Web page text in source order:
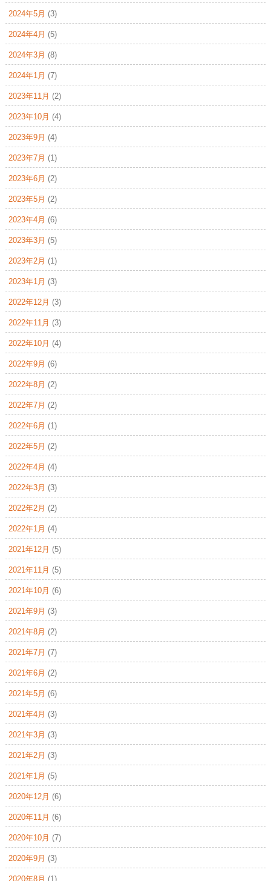
2024年5月 (3)
2024年4月 (5)
2024年3月 (8)
2024年1月 (7)
2023年11月 (2)
2023年10月 (4)
2023年9月 (4)
2023年7月 (1)
2023年6月 (2)
2023年5月 (2)
2023年4月 (6)
2023年3月 (5)
2023年2月 (1)
2023年1月 (3)
2022年12月 (3)
2022年11月 (3)
2022年10月 (4)
2022年9月 (6)
2022年8月 (2)
2022年7月 (2)
2022年6月 (1)
2022年5月 (2)
2022年4月 (4)
2022年3月 (3)
2022年2月 (2)
2022年1月 (4)
2021年12月 (5)
2021年11月 (5)
2021年10月 (6)
2021年9月 (3)
2021年8月 (2)
2021年7月 (7)
2021年6月 (2)
2021年5月 (6)
2021年4月 (3)
2021年3月 (3)
2021年2月 (3)
2021年1月 (5)
2020年12月 (6)
2020年11月 (6)
2020年10月 (7)
2020年9月 (3)
2020年8月 (1)